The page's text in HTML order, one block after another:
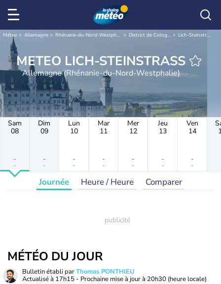
Météo Allemagne Rhénanie-du-Nord-Westphalie District de Cologne Lich-Steinstraß
METEO LICH-STEINSTRASS
Allemagne (Rhénanie-du-Nord-Westphalie)
Sam
08
-
-
Dim
09
-
-
Lun
10
-
-
Mar
11
-
-
Mer
12
-
-
Jeu
13
-
-
Ven
14
-
-
Journée Heure / Heure Comparer
MÉTÉO DU JOUR
Bulletin établi parThomas PONTHIEU
Actualisé à 17h15 - Prochaine mise à jour à 20h30 (heure locale)